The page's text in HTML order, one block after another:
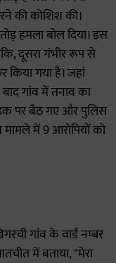
की कोशिश की।
हमला बोल दिया। इस
दूसरा गंभीर रूप से
गया है। जहां
गांव में तनाव का
पर बैठ गए और पुलिस
में 9 आरोपियों को
गांव के वार्ड नम्बर
में बताया, "मेरा